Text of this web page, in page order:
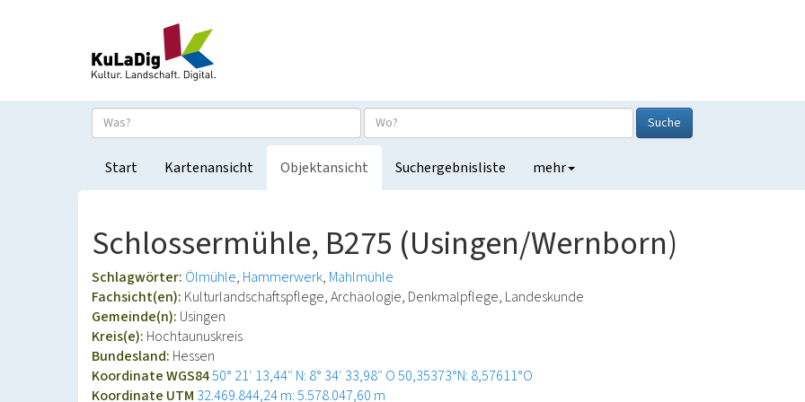
Suche
Start Kartenansicht Objektansicht Suchergebnisliste mehr
Schlossermühle, B275 (Usingen/Wernborn)
Schlagwörter: Ölmühle Hammerwerk Mahlmühle
Fachsicht(en): Kulturlandschaftspflege, Archäologie, Denkmalpflege, Landeskunde
Gemeinde(n): Usingen
Kreis(e): Hochtaunuskreis
Bundesland: Hessen
Koordinate WGS8450° 21′ 13,44″ N: 8° 34′ 33,98″ O50,35373°N: 8,57611°O
Koordinate UTM 32.469.844,24 m: 5.578.047,60 m